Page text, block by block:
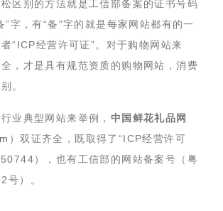
区别的方法就是工信部备案的证书号码
”字，有“备”字的就是每家网站都有的一
“ICP经营许可证”。对于购物网站来
，才是具有规范资质的购物网站，消费
。
业典型网站来举例， 中国鲜花礼品网
）双证齐全，既取得了“ICP经营许可
），也有工信部的网站备案号（粤
号）。